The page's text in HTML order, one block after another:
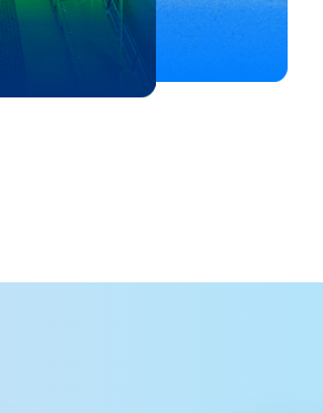
터 천년 고찰까지!뚜벅이 여행자 주목🚶
양양 1박 2일 코스
백제의 숨결을 따라,
부여에서 만나는 여름
<호프>, <동궁> 여운 따라🎬
실속 있게 떠나는 해남 여행
로컬 감성 수집!
전국 로컬 기념품숍 3곳⭐
우리말이 더 재미있어지는
세종 한글 여행
숲길부터 천년 고찰까지!
마음에 쉼을 더하는 부안
뚜벅이 여행자 주목🚶
양양 1박 2일 코스
백제의 숨결을 따라,
부여에서 만나는 여름